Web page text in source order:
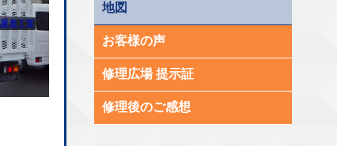
地図
お客様の声
修理広場 提示証
修理後のご感想